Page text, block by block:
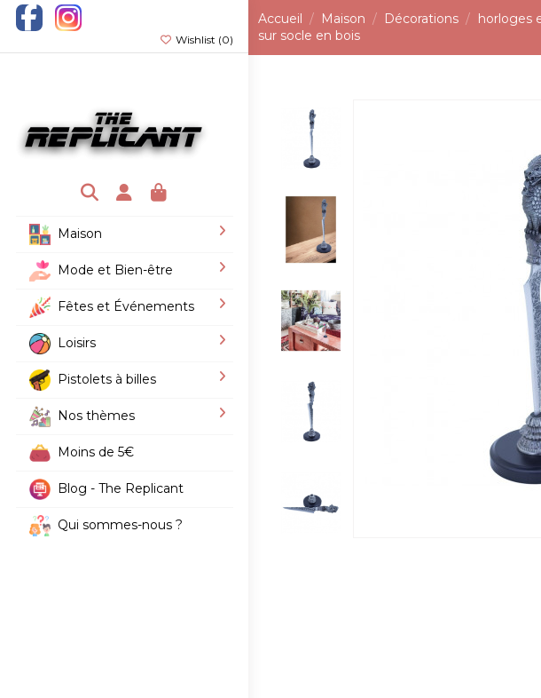
Wishlist (0)
Maison
Mode et Bien-être
Fêtes et Événements
Loisirs
Pistolets à billes
Nos thèmes
Moins de 5€
Blog - The Replicant
Qui sommes-nous ?
Accueil Maison Décorations horloges
sur socle en bois